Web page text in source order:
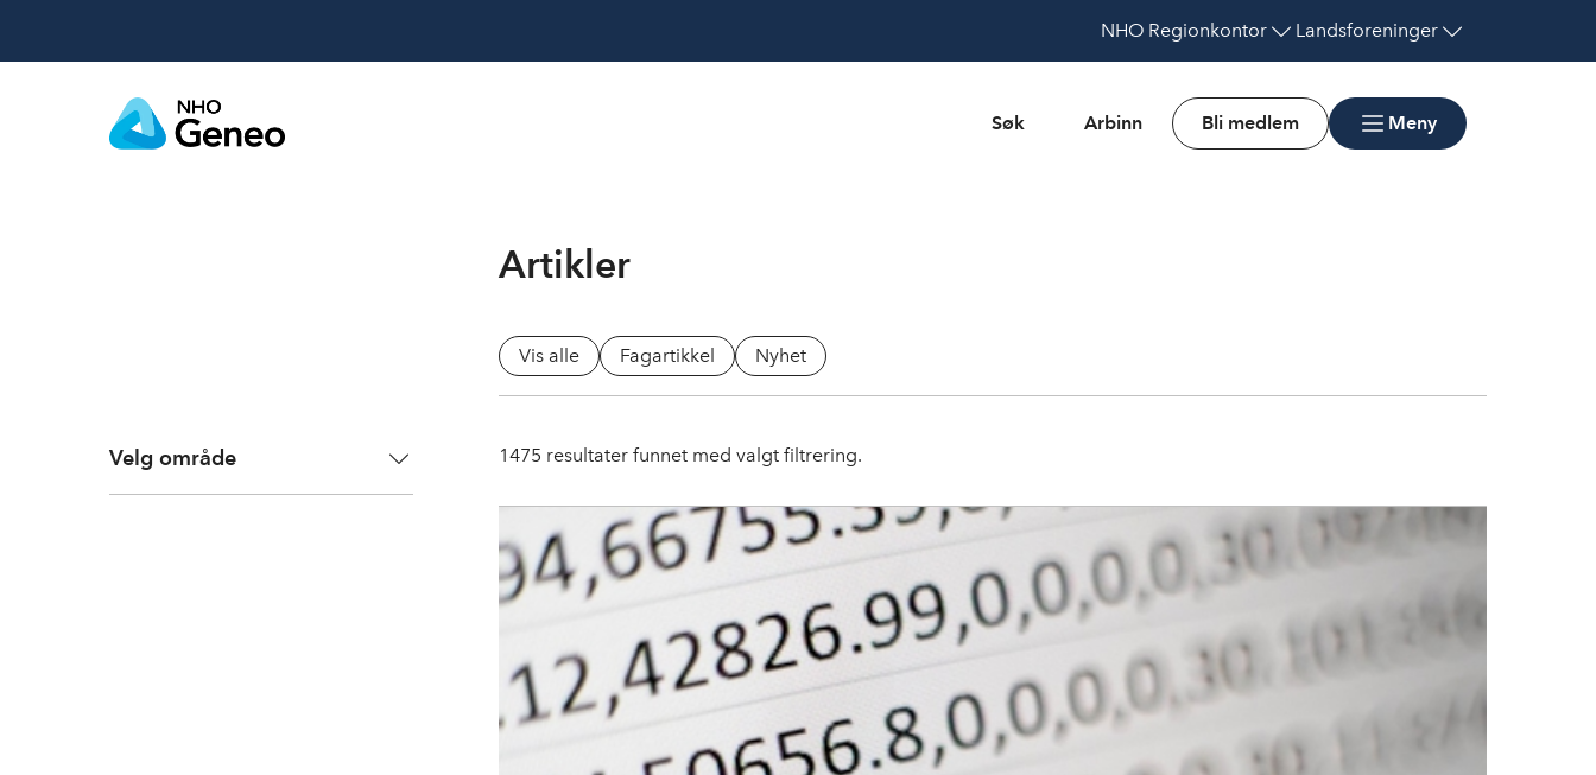
NHO Regionkontor Landsforeninger
Søk Arbinn Bli medlem Meny
Artikler
Vis alle Fagartikkel Nyhet
Velg område 1475 resultater funnet med valgt filtrering.